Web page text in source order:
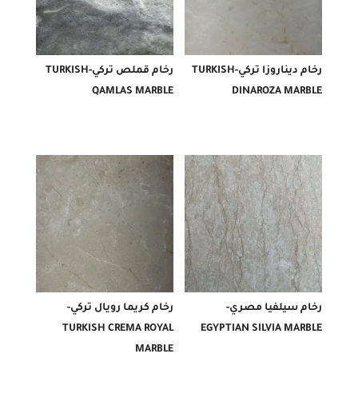
رخام ديناروزا تركي-TURKISH
DINAROZA MARBLE
رخام قملص تركي-TURKISH
QAMLAS MARBLE
رخام سيلفيا مصري-
EGYPTIAN SILVIA MARBLE
رخام كريما رويال تركي-
TURKISH CREMA ROYAL
MARBLE